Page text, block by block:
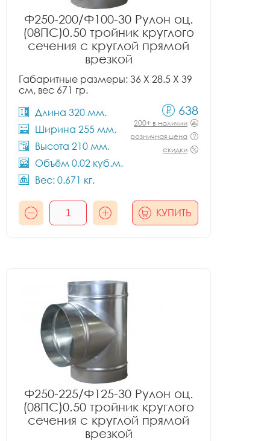
Ф250-200/Ф100-30 Рулон оц.
(08ПС)0.50 тройник круглого
сечения с круглой прямой
врезкой
Габаритные размеры: 36 X 28.5 X 39
см, вес 671 гр.
Длина 320 мм.
Ширина 255 мм.
Высота 210 мм.
Объём 0.02 куб.м.
Вес: 0.671 кг.
638
200+ в наличии
розничная цена
скидки
КУПИТЬ
Ф250-225/Ф125-30 Рулон оц.
(08ПС)0.50 тройник круглого
сечения с круглой прямой
врезкой